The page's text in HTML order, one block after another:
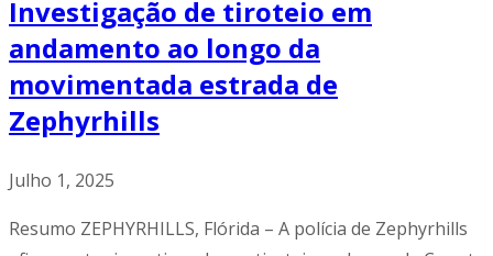
Investigação de tiroteio em
andamento ao longo da
movimentada estrada de
Zephyrhills
Julho 1, 2025
Resumo ZEPHYRHILLS, Flórida – A polícia de Zephyrhills